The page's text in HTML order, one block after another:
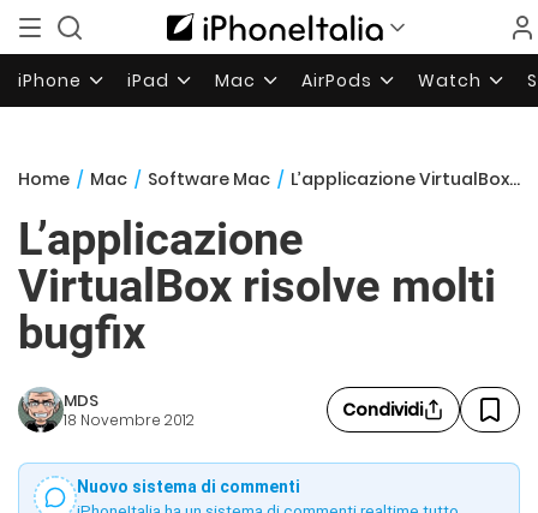
iPhone iPad Mac AirPods Watch
Home / Mac / Software Mac / L’applicazione VirtualBox risolve molti bugfix
L’applicazione
VirtualBox risolve molti
bugfix
MDS
18 Novembre 2012 Condividi
Nuovo sistema di commenti